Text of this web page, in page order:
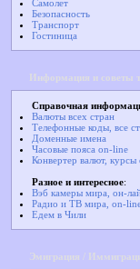
Самолет
Безопасность
Транспорт
Гостиница
Информация и советы
Справочная
Валюты всех стран
Телефонные коды, все
Доменные имена
Часовые пояса on-line
Конвертер валют,
Разное и интересное:
Вэб камеры мира, он-
Радио и ТВ мира, on-
Едем в Чили
Эмиграция /